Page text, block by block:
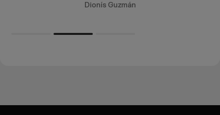
Dionís Guzmán